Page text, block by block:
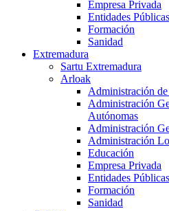
Empresa Privada
Entidades
Formación
Sanidad
Extremadura
Sartu Extremadura
Arloak
Administración de
Administración
Autónomas
Administración
Administración
Educación
Empresa Privada
Entidades
Formación
Sanidad